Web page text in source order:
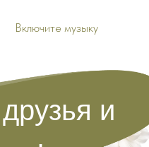
Включите музыку
и